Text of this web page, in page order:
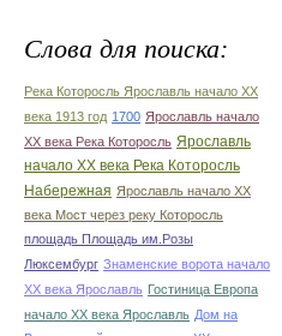
Слова для поиска:
Река Которосль Ярославль начало ХХ
века 1913 год 1700 Ярославль начало
ХХ века Река Которосль Ярославль
начало ХХ века Река Которосль
Набережная Ярославль начало ХХ
века Мост через реку Которосль
площадь Площадь им.Розы
Люксембург Знаменские ворота начало
ХХ века Ярославль Гостиница Европа
начало ХХ века Ярославль Дом на